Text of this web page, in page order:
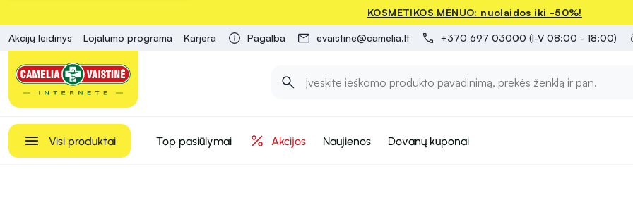
KOSMETIKOS MĖNUO: nuolaidos iki -50%!
Akcijų leidinys Lojalumo programa Karjera Pagalba evaistine@camelia.lt +370 697 03000 (I-V 08:00 - 18:00)
Visi produktai Top pasiūlymai Akcijos Naujienos Dovanų kuponai